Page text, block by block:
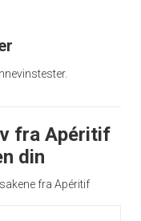
fra Apéritif
din
fra Apéritif